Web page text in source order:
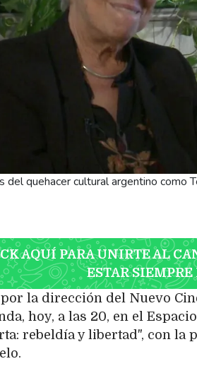
del quehacer cultural argentino como
AQUÍ PARA UNIRTE AL
ESTAR
la dirección del Nuevo
hoy, a las 20, en el
rebeldía y libertad", con